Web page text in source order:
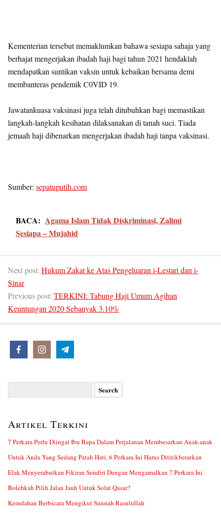
Kementerian tersebut memaklumkan bahawa sesiapa sahaja yang
berhajat mengerjakan ibadah haji bagi tahun 2021 hendaklah
mendapatkan suntikan vaksin untuk kebaikan bersama demi
membanteras pendemik C0VID 19.
Jawatankuasa vaksinasi juga telah ditubuhkan bagi memastikan
langkah-langkah kesihatan dilaksanakan di tanah suci. Tiada
jemaah haji dibenarkan mengerjakan ibadah haji tanpa vaksinasi.
Sumber: sepatuputih.com
BACA: Agama Islam Tidak Diskriminasi, Zalimi
Sesiapa – Mujahid
Next post: Hukum Zakat ke Atas Pengeluaran i-Lestari dan i-
Sinar
Previous post: TERKINI: Tabung Haji Umum Agihan
Keuntungan 2020 Sebanyak 3.10%
Artikel Terkini
7 Perkara Perlu Diingat Ibu Bapa Dalam Perjalanan Membesarkan Anak-anak
Untuk Anda Yang Sedang Patah Hati, 6 Perkara Ini Harus Dititikberatkan
Elak Menyerabutkan Fikiran Sendiri Dengan Mengamalkan 7 Perkara Ini
Bolehkah Pilih Jalan Jauh Untuk Solat Qasar?
Keindahan Berbicara Mengikut Sunnah Rasulullah